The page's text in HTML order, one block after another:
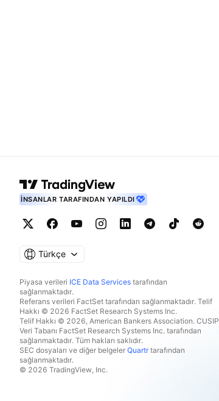
İNSANLAR TARAFINDAN YAPILDI
Türkçe
Piyasa verileri ICE Data Services tarafından
sağlanmaktadır.
Referans verileri FactSet tarafından sağlanmaktadır. Telif
Hakkı © 2026 FactSet Research Systems Inc.
Telif Hakkı © 2026, American Bankers Association. CUSIP
Veri Tabanı FactSet Research Systems Inc. tarafından
sağlanmaktadır. Tüm hakları saklıdır.
SEC dosyaları ve diğer belgeler Quartrtarafından
sağlanmaktadır.
© 2026 TradingView, Inc.